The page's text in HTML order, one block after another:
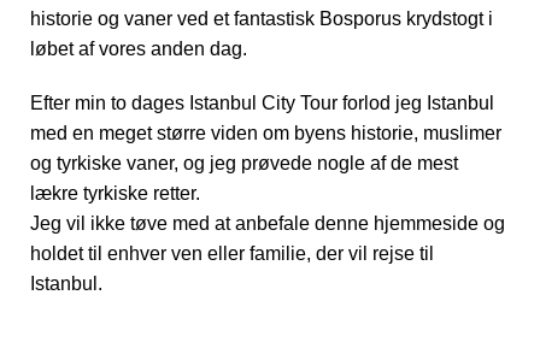
historie og vaner ved et fantastisk Bosporus krydstogt i
løbet af vores anden dag.
Efter min to dages Istanbul City Tour forlod jeg Istanbul
med en meget større viden om byens historie, muslimer
og tyrkiske vaner, og jeg prøvede nogle af de mest
lækre tyrkiske retter.
Jeg vil ikke tøve med at anbefale denne hjemmeside og
holdet til enhver ven eller familie, der vil rejse til
Istanbul.